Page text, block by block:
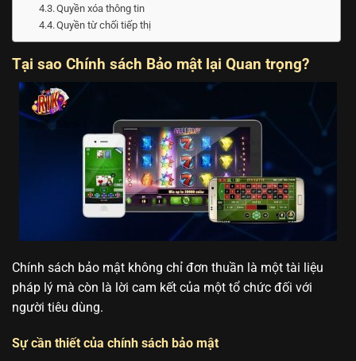
Quyền xóa thông tin
Quyền từ chối tiếp thị
Tại sao Chính sách Bảo mật lại Quan trọng?
Chính sách bảo mật không chỉ đơn thuần là một tài liệu
pháp lý mà còn là lời cam kết của một tổ chức đối với
người tiêu dùng.
Sự cần thiết của chính sách bảo mật